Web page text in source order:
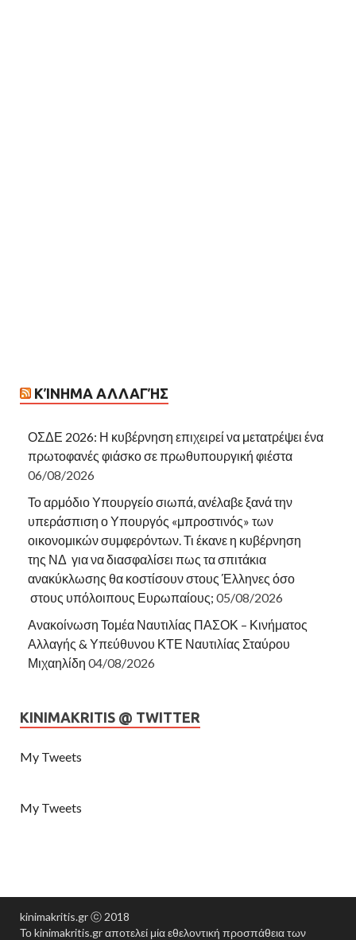
ΚΊΝΗΜΑ ΑΛΛΑΓΉΣ
ΟΣΔΕ 2026: Η κυβέρνηση επιχειρεί να μετατρέψει ένα
πρωτοφανές φιάσκο σε πρωθυπουργική φιέστα
06/08/2026
Το αρμόδιο Υπουργείο σιωπά, ανέλαβε ξανά την
υπεράσπιση ο Υπουργός «μπροστινός» των
οικονομικών συμφερόντων. Τι έκανε η κυβέρνηση
της ΝΔ για να διασφαλίσει πως τα σπιτάκια
ανακύκλωσης θα κοστίσουν στους Έλληνες όσο
στους υπόλοιπους Ευρωπαίους; 05/08/2026
Ανακοίνωση Τομέα Ναυτιλίας ΠΑΣΟΚ – Κινήματος
Αλλαγής & Υπεύθυνου ΚΤΕ Ναυτιλίας Σταύρου
Μιχαηλίδη 04/08/2026
KINIMAKRITIS @ TWITTER
My Tweets
My Tweets
kinimakritis.gr ⓒ 2018
Το kinimakritis.gr αποτελεί μία εθελοντική προσπάθεια των